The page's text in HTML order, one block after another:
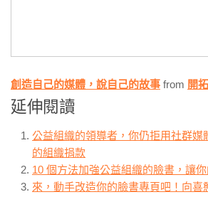
創造自己的媒體，說自己的故事 from 開
延伸閱讀
公益組織的領導者，你仍拒用社群媒
的組織捐款
10 個方法加強公益組織的臉書，讓你
來，動手改造你的臉書專頁吧！向喜